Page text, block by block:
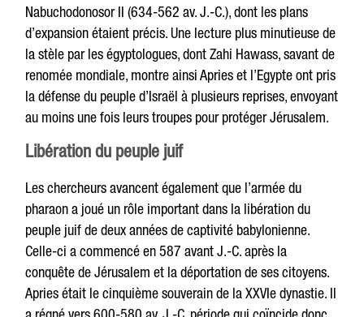
Nabuchodonosor II (634-562 av. J.-C.), dont les plans
d’expansion étaient précis. Une lecture plus minutieuse de
la stèle par les égyptologues, dont Zahi Hawass, savant de
renomée mondiale, montre ainsi Apries et l’Egypte ont pris
la défense du peuple d’Israël à plusieurs reprises, envoyant
au moins une fois leurs troupes pour protéger Jérusalem.
Libération du peuple juif
Les chercheurs avancent également que l’armée du
pharaon a joué un rôle important dans la libération du
peuple juif de deux années de captivité babylonienne.
Celle-ci a commencé en 587 avant J.-C. après la
conquête de Jérusalem et la déportation de ses citoyens.
Apries était le cinquième souverain de la XXVIe dynastie. Il